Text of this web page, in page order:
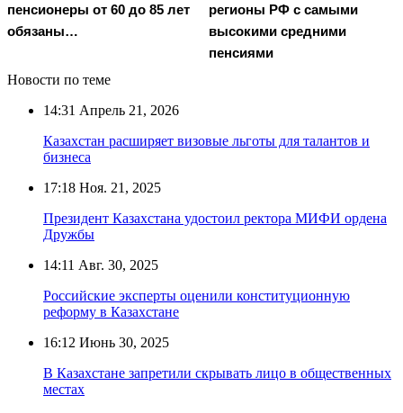
пенсионеры от 60 до 85 лет
обязаны…
регионы РФ с самыми
высокими средними
пенсиями
Новости по теме
14:31 Апрель 21, 2026
Казахстан расширяет визовые льготы для талантов и
бизнеса
17:18 Ноя. 21, 2025
Президент Казахстана удостоил ректора МИФИ ордена
Дружбы
14:11 Авг. 30, 2025
Российские эксперты оценили конституционную
реформу в Казахстане
16:12 Июнь 30, 2025
В Казахстане запретили скрывать лицо в общественных
местах